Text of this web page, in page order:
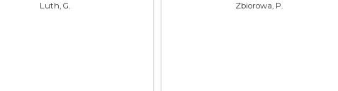
Luth, G. Zbiorowa, P.